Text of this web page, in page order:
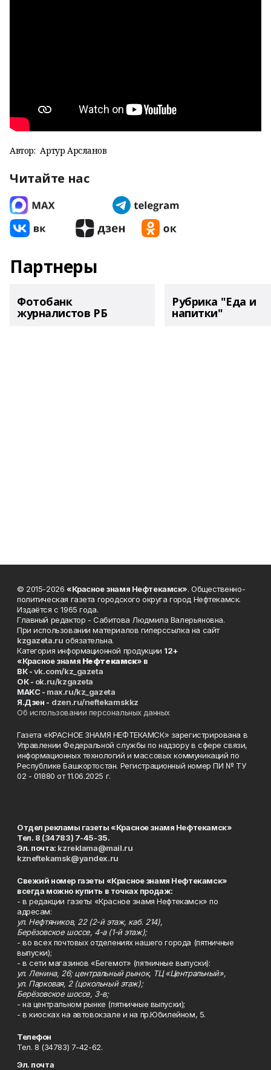
Автор: Артур Арсланов
Читайте нас
Партнеры
Фотобанк
журналистов РБ
Рубрика "Еда и
напитки"
© 2015-2026 «Красное знамя Нефтекамск». Общественно-
политическая газета городского округа город Нефтекамск.
Издаётся с 1965 года.
Главный редактор - Сабитова Людмила Валерьяновна.
При использовании материалов гиперссылка на сайт
kzgazeta.ru обязательна.
Категория информационной продукции 12+
«Красное знамя Нефтекамск» в
ВК -vk.com/kz_gazeta
ОК - ok.ru/kzgazeta
MAKC - max.ru/kz_gazeta
Я.Дзен - dzen.ru/neftekamskkz
Об использовании персональных данных
Газета «КРАСНОЕ ЗНАМЯ НЕФТЕКАМСК» зарегистрирована в
Управлении Федеральной службы по надзору в сфере связи,
информационных технологий и массовых коммуникаций по
Республике Башкортостан. Регистрационный номер ПИ № ТУ
02 - 01880 от 11.06.2025 г.
Отдел рекламы газеты «Красное знамя Нефтекамск»
Тел. 8 (34783) 7-45-35.
Эл. почта: kzreklama@mail.ru
kzneftekamsk@yandex.ru
Свежий номер газеты «Красное знамя Нефтекамск»
всегда можно купить в точках продаж:
- в редакции газеты «Красное знамя Нефтекамск» по
адресам:
ул. Нефтяников, 22 (2-й этаж, каб. 214),
Берёзовское шоссе, 4-а (1-й этаж);
- во всех почтовых отделениях нашего города (пятничные
выпуски);
- в сети магазинов «Бегемот» (пятничные выпуски):
ул. Ленина, 26; центральный рынок, ТЦ «Центральный»,
ул. Парковая, 2 (цокольный этаж);
Берёзовское шоссе, 3-в;
- на центральном рынке (пятничные выпуски);
- в киосках на автовокзале и на пр.Юбилейном, 5.
Телефон
Тел. 8 (34783) 7-42-62.
Эл. почта